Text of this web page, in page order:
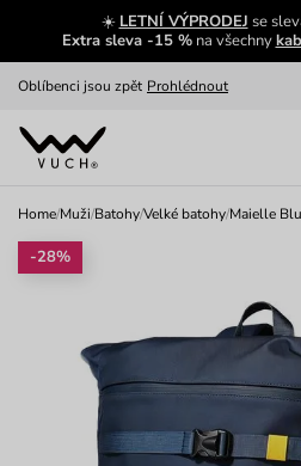
☀️ LETNÍ VÝPRODEJ se
Extra sleva -15 %na všechny
Výměna a vrácení zdarma Zobrazit
Oblíbenci jsou zpět Prohlédnout
Nech se inspirovat
Home/Muži/Batohy/Velké batohy/Maielle
-28%